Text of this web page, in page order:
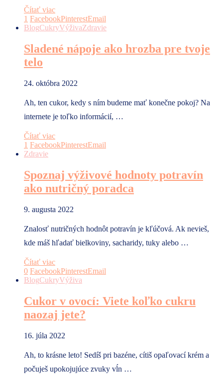
Čítať viac
1 FacebookPinterestEmail
BlogCukryVýživaZdravie
Sladené nápoje ako hrozba pre tvoje
telo
24. októbra 2022
Ah, ten cukor, kedy s ním budeme mať konečne pokoj? Na
internete je toľko informácií, …
Čítať viac
1 FacebookPinterestEmail
Zdravie
Spoznaj výživové hodnoty potravín
ako nutričný poradca
9. augusta 2022
Znalosť nutričných hodnôt potravín je kľúčová. Ak nevieš,
kde máš hľadať bielkoviny, sacharidy, tuky alebo …
Čítať viac
0 FacebookPinterestEmail
BlogCukryVýživa
Cukor v ovocí: Viete koľko cukru
naozaj jete?
16. júla 2022
Ah, to krásne leto! Sedíš pri bazéne, cítiš opaľovací krém a
počuješ upokojujúce zvuky vĺn …